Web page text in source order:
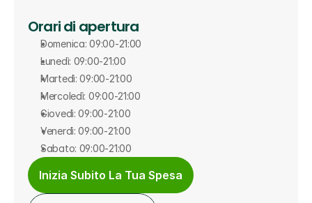
Orari di apertura
Domenica: 09:00-21:00
Lunedì: 09:00-21:00
Martedì: 09:00-21:00
Mercoledì: 09:00-21:00
Giovedì: 09:00-21:00
Venerdì: 09:00-21:00
Sabato: 09:00-21:00
Inizia Subito La Tua Spesa